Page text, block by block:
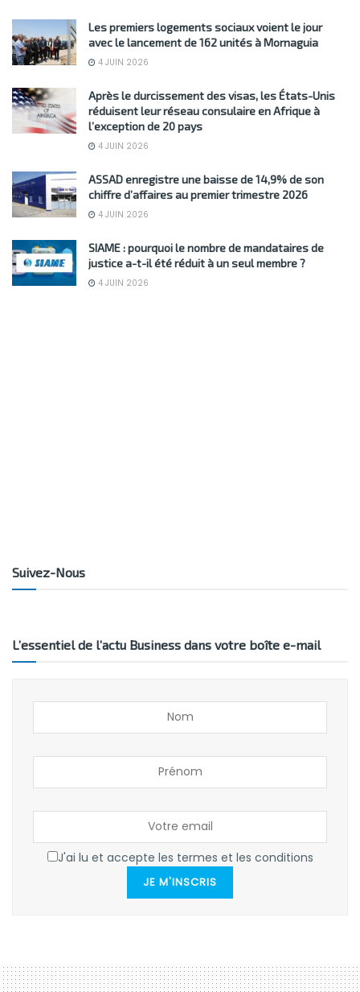
Les premiers logements sociaux voient le jour
avec le lancement de 162 unités à Mornaguia
4 JUIN 2026
Après le durcissement des visas, les États-Unis
réduisent leur réseau consulaire en Afrique à
l’exception de 20 pays
4 JUIN 2026
ASSAD enregistre une baisse de 14,9% de son
chiffre d’affaires au premier trimestre 2026
4 JUIN 2026
SIAME : pourquoi le nombre de mandataires de
justice a-t-il été réduit à un seul membre ?
4 JUIN 2026
Suivez-Nous
L’essentiel de l’actu Business dans votre boîte e-mail
J'ai lu et accepte les termes et les conditions
JE M'INSCRIS